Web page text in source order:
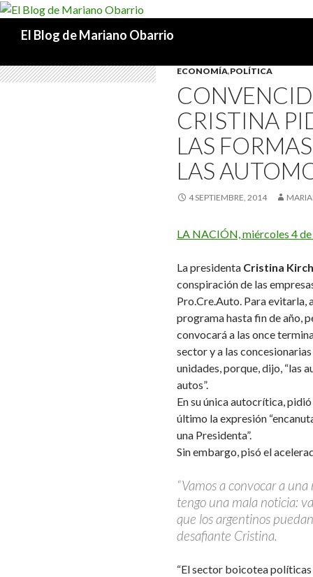
El Blog de Mariano Obarrio
ECONOMÍA,POLÍTICA
CRISTINA
LAS
LAS
4 SEPTIEMBRE, 2014
LA NACIÓN, miércoles 4
La presidenta Cristina
conspiración de las
Pro.Cre.Auto. Para evitarla,
programa hasta fin de año,
convocará a las once
sector y a las
unidades, porque, dijo, “las
autos”.
En su única autocrítica,
último la expresión
una Presidenta”.
Sin embargo, pisó el
“Vamos a convocar a
tengo una mala noticia:
que los argentinos
desafiante Cristina.
“El sector boicotea